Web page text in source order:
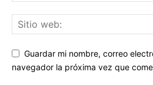
Guardar mi nombre, correo
navegador la próxima vez que